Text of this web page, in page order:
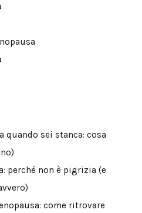
quando sei stanca: cosa
perché non è pigrizia (e
come ritrovare